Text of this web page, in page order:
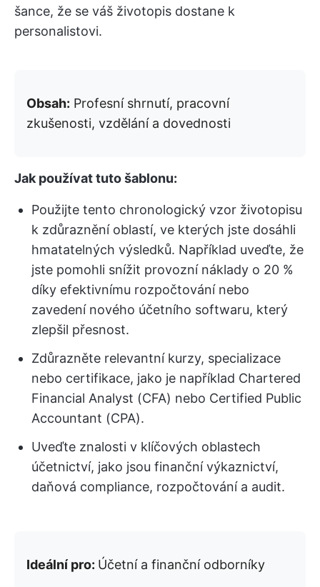
šance, že se váš životopis dostane k
personalistovi.
Obsah: Profesní shrnutí, pracovní
zkušenosti, vzdělání a dovednosti
Jak používat tuto šablonu:
Použijte tento chronologický vzor životopisu
k zdůraznění oblastí, ve kterých jste dosáhli
hmatatelných výsledků. Například uveďte, že
jste pomohli snížit provozní náklady o 20 %
díky efektivnímu rozpočtování nebo
zavedení nového účetního softwaru, který
zlepšil přesnost.
Zdůrazněte relevantní kurzy, specializace
nebo certifikace, jako je například Chartered
Financial Analyst (CFA) nebo Certified Public
Accountant (CPA).
Uveďte znalosti v klíčových oblastech
účetnictví, jako jsou finanční výkaznictví,
daňová compliance, rozpočtování a audit.
Ideální pro: Účetní a finanční odborníky